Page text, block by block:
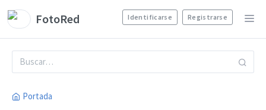
FotoRed Identificarse Registrarse
Portada